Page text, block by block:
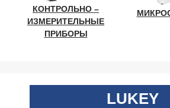
КОНТРОЛЬНО –
ИЗМЕРИТЕЛЬНЫЕ
ПРИБОРЫ
LUKEY